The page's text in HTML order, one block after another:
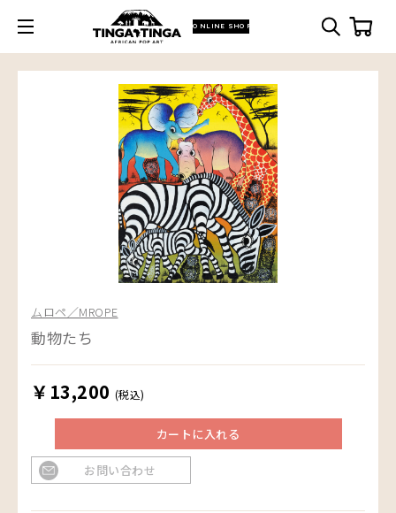
ONLINE SHOP
ムロペ／MROPE
動物たち
￥13,200 (税込)
カートに入れる
お問い合わせ